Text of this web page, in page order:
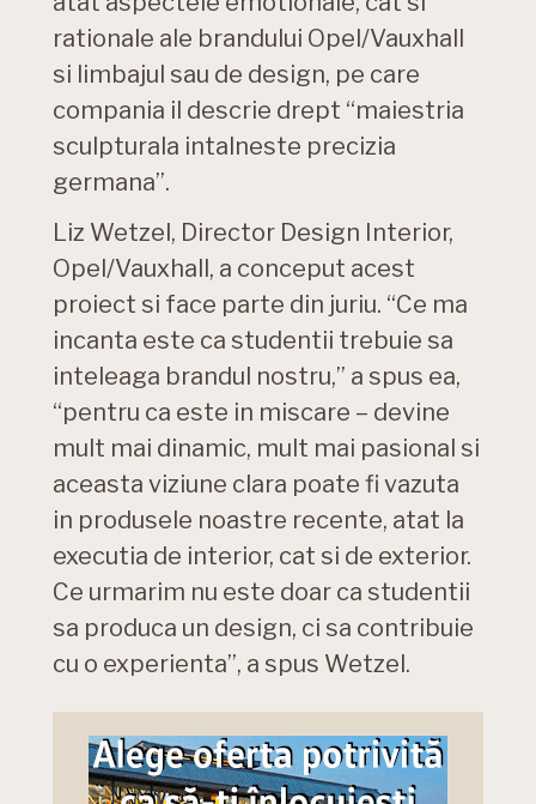
rationale ale brandului Opel/Vauxhall
si limbajul sau de design, pe care
compania il descrie drept “maiestria
sculpturala intalneste precizia
germana”.
Liz Wetzel, Director Design Interior,
Opel/Vauxhall, a conceput acest
proiect si face parte din juriu. “Ce ma
incanta este ca studentii trebuie sa
inteleaga brandul nostru,” a spus ea,
“pentru ca este in miscare – devine
mult mai dinamic, mult mai pasional si
aceasta viziune clara poate fi vazuta
in produsele noastre recente, atat la
executia de interior, cat si de exterior.
Ce urmarim nu este doar ca studentii
sa produca un design, ci sa contribuie
cu o experienta”, a spus Wetzel.